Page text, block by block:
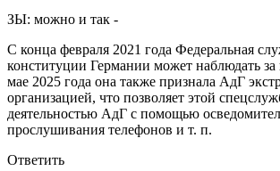
ЗЫ: можно и так -
С конца февраля 2021 года Федеральная
конституции Германии может наблюдать
мае 2025 года она также признала АдГ
организацией, что позволяет этой
деятельностью АдГ с помощью
прослушивания телефонов и т. п.
Ответить